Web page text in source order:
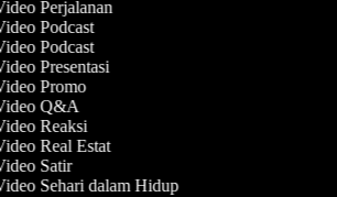
Perjalanan
Podcast
Podcast
Presentasi
Promo
Q&A
Reaksi
Real Estat
Satir
Sehari dalam Hidup